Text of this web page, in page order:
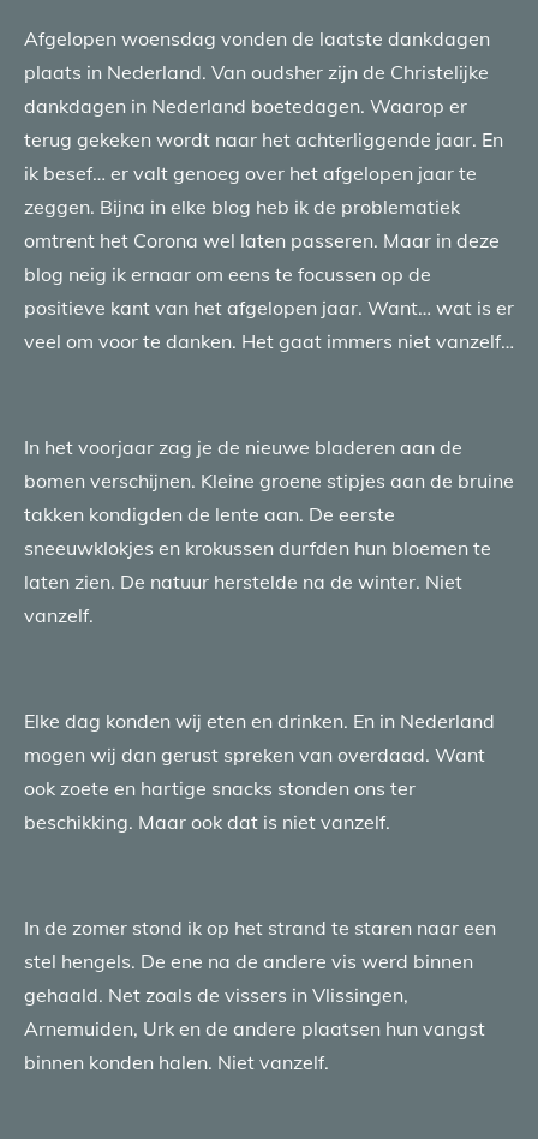
Afgelopen woensdag vonden de laatste dankdagen
plaats in Nederland. Van oudsher zijn de Christelijke
dankdagen in Nederland boetedagen. Waarop er
terug gekeken wordt naar het achterliggende jaar. En
ik besef… er valt genoeg over het afgelopen jaar te
zeggen. Bijna in elke blog heb ik de problematiek
omtrent het Corona wel laten passeren. Maar in deze
blog neig ik ernaar om eens te focussen op de
positieve kant van het afgelopen jaar. Want… wat is er
veel om voor te danken. Het gaat immers niet vanzelf…
In het voorjaar zag je de nieuwe bladeren aan de
bomen verschijnen. Kleine groene stipjes aan de bruine
takken kondigden de lente aan. De eerste
sneeuwklokjes en krokussen durfden hun bloemen te
laten zien. De natuur herstelde na de winter. Niet
vanzelf.
Elke dag konden wij eten en drinken. En in Nederland
mogen wij dan gerust spreken van overdaad. Want
ook zoete en hartige snacks stonden ons ter
beschikking. Maar ook dat is niet vanzelf.
In de zomer stond ik op het strand te staren naar een
stel hengels. De ene na de andere vis werd binnen
gehaald. Net zoals de vissers in Vlissingen,
Arnemuiden, Urk en de andere plaatsen hun vangst
binnen konden halen. Niet vanzelf.